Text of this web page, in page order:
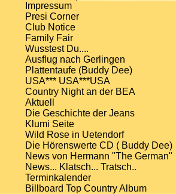
Impressum
Presi Corner
Club Notice
Family Fair
Wusstest Du....
Ausflug nach Gerlingen
Plattentaufe (Buddy Dee)
USA*** USA***USA
Country Night an der BEA
Aktuell
Die Geschichte der Jeans
Klumi Seite
Wild Rose in Uetendorf
Die Hörenswerte CD ( Buddy Dee)
News von Hermann "The German"
News... Klatsch... Tratsch..
Terminkalender
Billboard Top Country Album